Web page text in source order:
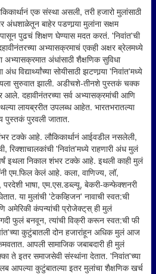
एक संस्था असली, तरी हजारो मुलांसाठी
बाहेर पडणार्‍या मुलांना सक्षम
पुढचं शिक्षण घेण्यास मदत करतं. 'निवांत'ची
अभ्यासक्रमाचं एकही अक्षर ब्रेलमध्ये
अंधांसाठी शैक्षणिक सुविधा
विद्यार्थ्यांच्या सोयीसाठी झटणार्‍या 'निवांत'मध्ये
सुरुवात झाली. अडीचशे-तीनशे पुस्तकं चक्क
आले. दहावीनंतरच्या सर्व अभ्यासक्रमांची आणि
लायब्ररीत उपलब्ध आहेत. भारतभरातल्या
पुस्तकं पुरवली जातात.
टक्के आहे. लौकिकार्थानं आईवडील नसलेली,
रिक्शाचालकांची 'निवांत'मध्ये राहणारी अंध मुलं
इथला निकाल शंभर टक्के आहे. इथली काही मुलं
एम.फिल केलं आहे. कला, वाणिज्य, लॉ,
परदेशी भाषा, एम.एस.डब्ल्यू, बेकरी-कन्फेक्शनरी
या मुलांची 'टेकव्हिजन' नावाची स्वत:ची
कंपन्यांची प्रोजेक्ट्‌स्‌ ही मुलं
फुलं बनवून, त्यांची विक्री करून स्वत:ची फी
कुटुंबातली दोन हजारांहून अधिक मुलं आज
आपली सामाजिक जबाबदारी ही मुलं
ते इतर समाजसेवी संस्थांना देतात. 'निवांत'च्या
क्लब आपल्या कुटुंबातल्या इतर मुलांचा शैक्षणिक खर्च